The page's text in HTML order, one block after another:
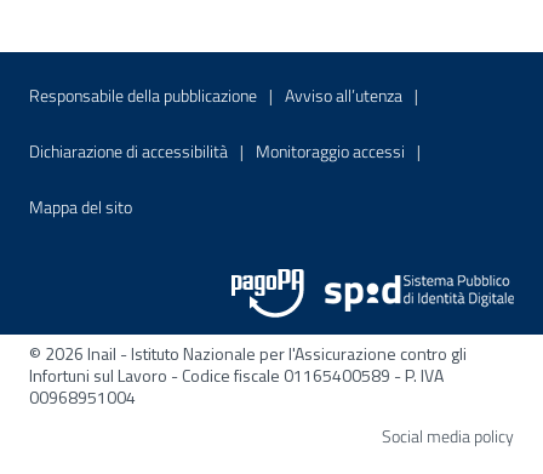
Menu di servizio
Responsabile della pubblicazione Sito interno - Apre in una nuova
Avviso all’utenza Sito interno -
Dichiarazione di accessibilità Sito interno - Apre in una nuova finestra
Monitoraggio accessi Sito interno -
Mappa del sitoSito interno - Apre nella stessa finestra
© 2026 Inail - Istituto Nazionale per l'Assicurazione contro gli
Infortuni sul Lavoro - Codice fiscale 01165400589 - P. IVA
00968951004
Social media policy